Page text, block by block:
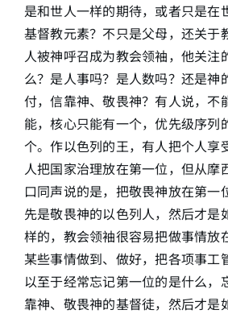
是和世人一样的期待，或者只是在
基督教元素？不只是父母，还关于
人被神呼召成为教会领袖，他关注
么？是人事吗？是人数吗？还是神
付，信靠神、敬畏神？有人说，不
能，核心只能有一个，优先级序列
个。作以色列的王，有人把个人享
人把国家治理放在第一位，但从摩
口同声说的是，把敬畏神放在第一
先是敬畏神的以色列人，然后才是
样的，教会领袖很容易把做事情放
某些事情做到、做好，把各项事工
以至于经常忘记第一位的是什么，
靠神、敬畏神的基督徒，然后才是